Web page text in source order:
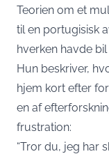
Teorien om et
til en portugisisk
hverken havde
Hun beskriver,
hjem kort efter
en af
frustration:
“Tror du, jeg har